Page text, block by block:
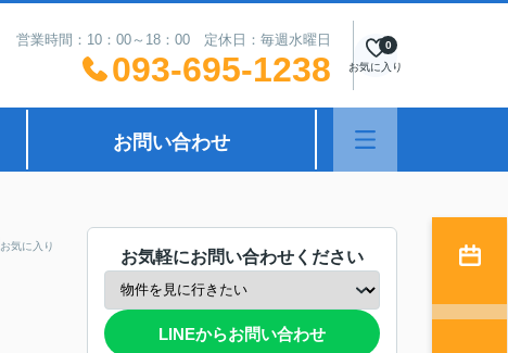
営業時間：10：00～18：00 定休日：毎週水曜日
093-695-1238 お気に入り
0
お問い合わせ
お気に入り
お気軽にお問い合わせください
LINEからお問い合わせ